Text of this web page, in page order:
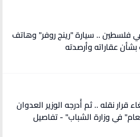
"أغنى متسول" في فلسطين .. سيارة "رينج روفر" وهاتف
عقاراته وأرصدته
"انتصر قضائيًا بإلغاء قرار نقله .. ثم أُدرجه الوزير العدوان
في وزارة الشباب" - تفاصيل